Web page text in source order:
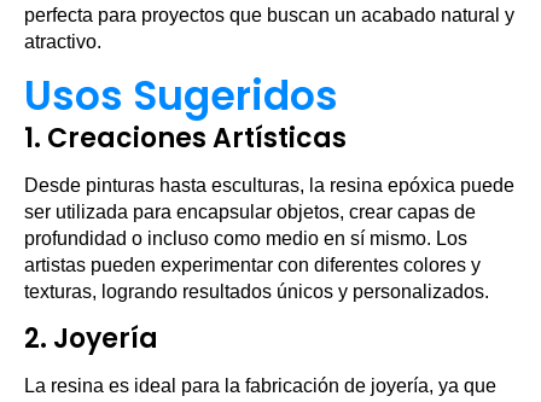
perfecta para proyectos que buscan un acabado natural y
atractivo.
Usos Sugeridos
1. Creaciones Artísticas
Desde pinturas hasta esculturas, la resina epóxica puede
ser utilizada para encapsular objetos, crear capas de
profundidad o incluso como medio en sí mismo. Los
artistas pueden experimentar con diferentes colores y
texturas, logrando resultados únicos y personalizados.
2. Joyería
La resina es ideal para la fabricación de joyería, ya que